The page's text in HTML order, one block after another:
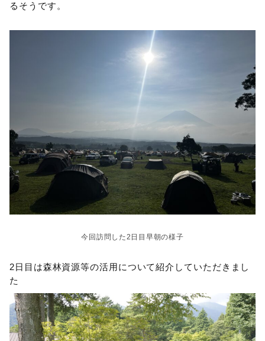
るそうです。
今回訪問した2日目早朝の様子
2日目は森林資源等の活用について紹介していただきまし
た